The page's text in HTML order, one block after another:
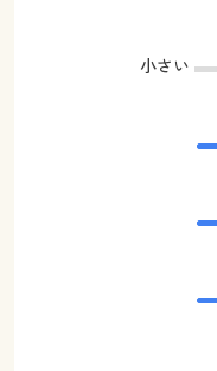
小さい